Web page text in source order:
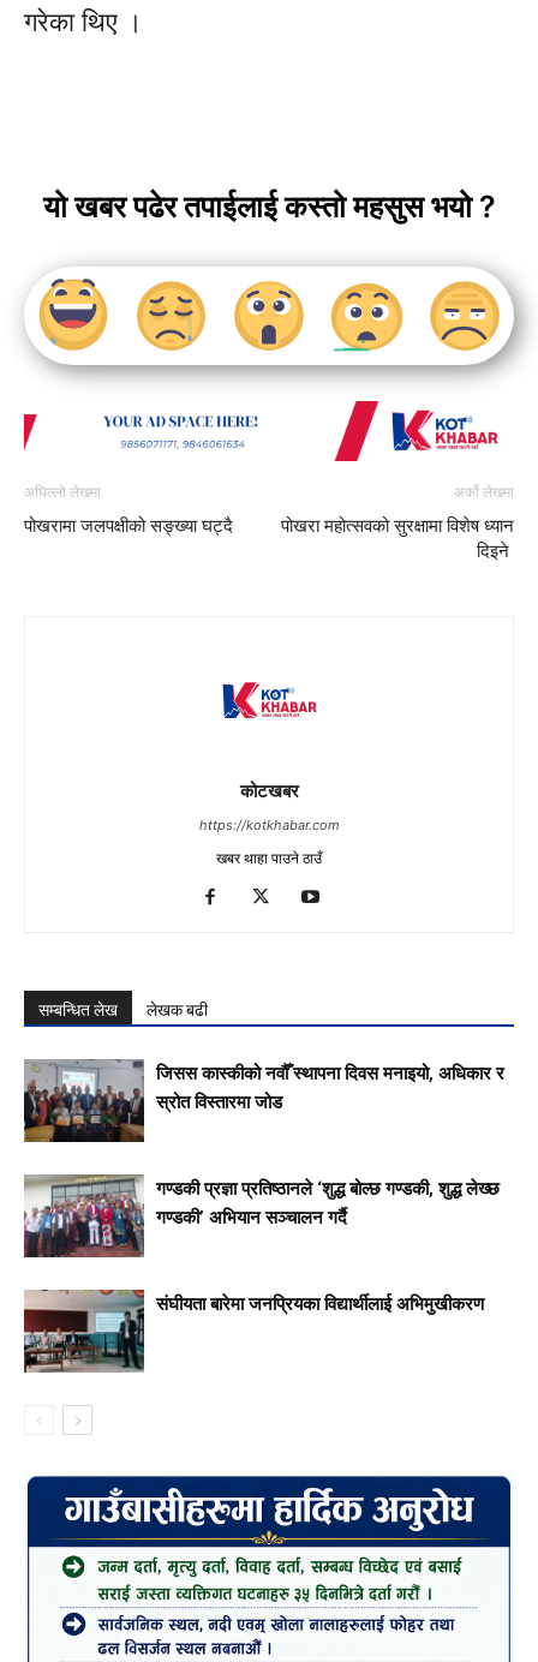
गरेका थिए ।
यो खबर पढेर तपाईलाई कस्तो महसुस भयो ?
अघिल्लो लेखमा
पोखरामा जलपक्षीको सङ्ख्या घट्दै
अर्को लेखमा
पोखरा महोत्सवको सुरक्षामा विशेष ध्यान
दिइने
कोटखबर
https://kotkhabar.com
खबर थाहा पाउने ठाउँ
सम्बन्धित लेख लेखक बढी
जिसस कास्कीको नवौँ स्थापना दिवस मनाइयो, अधिकार र
स्रोत विस्तारमा जोड
गण्डकी प्रज्ञा प्रतिष्ठानले ‘शुद्ध बोल्छ गण्डकी, शुद्ध लेख्छ
गण्डकी’ अभियान सञ्चालन गर्दै
संघीयता बारेमा जनप्रियका विद्यार्थीलाई अभिमुखीकरण